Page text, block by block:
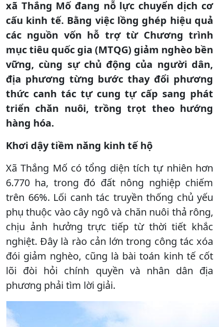
xã Thắng Mố đang nỗ lực chuyển dịch cơ
cấu kinh tế. Bằng việc lồng ghép hiệu quả
các nguồn vốn hỗ trợ từ Chương trình
mục tiêu quốc gia (MTQG) giảm nghèo bền
vững, cùng sự chủ động của người dân,
địa phương từng bước thay đổi phương
thức canh tác tự cung tự cấp sang phát
triển chăn nuôi, trồng trọt theo hướng
hàng hóa.
Khơi dậy tiềm năng kinh tế hộ
Xã Thắng Mố có tổng diện tích tự nhiên hơn
6.770 ha, trong đó đất nông nghiệp chiếm
trên 66%. Lối canh tác truyền thống chủ yếu
phụ thuộc vào cây ngô và chăn nuôi thả rông,
chịu ảnh hưởng trực tiếp từ thời tiết khắc
nghiệt. Đây là rào cản lớn trong công tác xóa
đói giảm nghèo, cũng là bài toán kinh tế cốt
lõi đòi hỏi chính quyền và nhân dân địa
phương phải tìm lời giải.